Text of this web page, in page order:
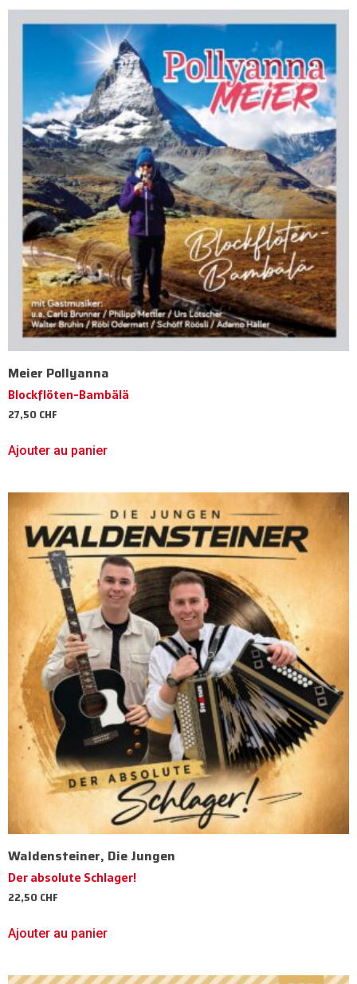
Meier Pollyanna
Blockflöten-Bambälä
27,50CHF
Ajouter au panier
Waldensteiner, Die Jungen
Der absolute Schlager!
22,50CHF
Ajouter au panier